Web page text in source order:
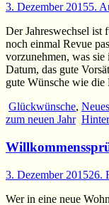
3. Dezember 20155.
Der Jahreswechsel ist
noch einmal Revue
vorzunehmen, was sie
Datum, das gute
gute Wünsche wie
Glückwünsche,
zum neuen Jahr
3. Dezember 201526.
Wer in eine neue